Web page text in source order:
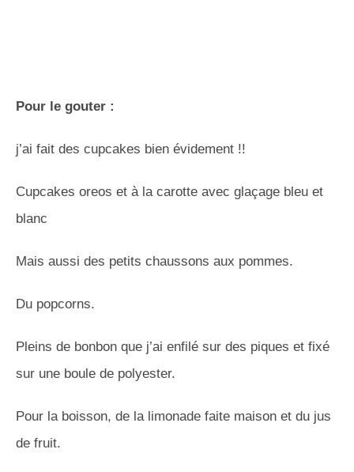
Pour le gouter :
j’ai fait des cupcakes bien évidement !!
Cupcakes oreos et à la carotte avec glaçage bleu et
blanc
Mais aussi des petits chaussons aux pommes.
Du popcorns.
Pleins de bonbon que j’ai enfilé sur des piques et fixé
sur une boule de polyester.
Pour la boisson, de la limonade faite maison et du jus
de fruit.